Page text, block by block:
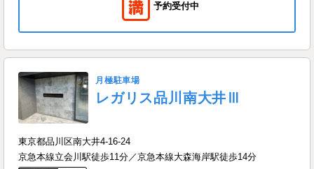
予約受付中
月極駐車場
レガリス品川南大井Ⅲ
東京都品川区南大井4-16-24
京急本線立会川駅徒歩11分／京急本線大森海岸駅徒歩14分